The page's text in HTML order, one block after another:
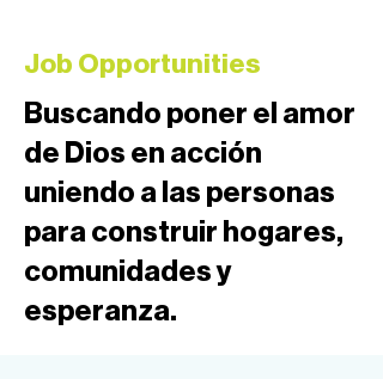
Job Opportunities
Buscando poner el amor
de Dios en acción
uniendo a las personas
para construir hogares,
comunidades y
esperanza.